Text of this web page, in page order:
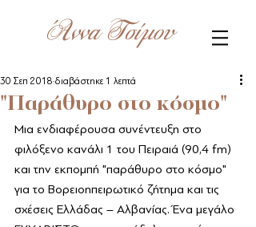
Άννα Τσίμου
"Παράθυρο στο κόσμο"
30 Σεπ 2018 διαβάστηκε 1 λεπτά
Μια ενδιαφέρουσα συνέντευξη στο
φιλόξενο κανάλι 1 του Πειραιά (90,4 fm)
και την εκπομπή "παράθυρο στο κόσμο"
για το Βορειοηπειρωτικό ζήτημα και τις
σχέσεις Ελλάδας – Αλβανίας. Ένα μεγάλο